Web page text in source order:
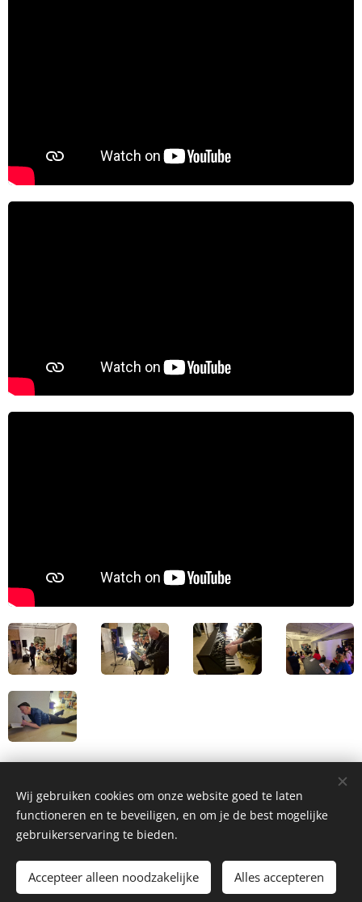
Overlabt vzw
Meerlaan 50
9620 Zottegem
info@overlabt.be
Cookies
Wij gebruiken cookies om onze website goed te laten
functioneren en te beveiligen, en om je de best mogelijke
gebruikerservaring te bieden.
Accepteer alleen noodzakelijke Alles accepteren